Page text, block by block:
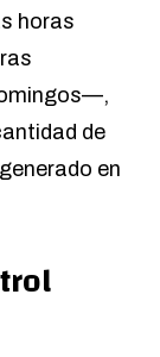
horas
de
en